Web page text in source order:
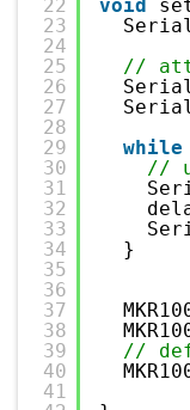
22
23
24
25
26
27
28
29
30
31
32
33
34
35
36
37
38
39
40
41
void
//
while
//
}
//